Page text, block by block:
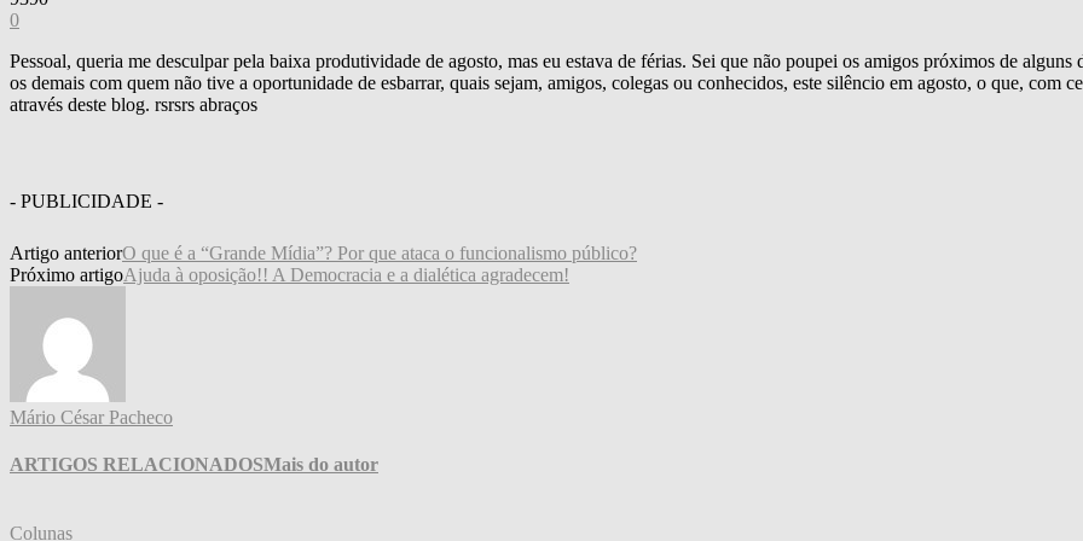
0
Pessoal, queria me desculpar pela baixa produtividade de agosto, mas eu estava de férias. Sei que não poupei os amigos próximos de alguns
os demais com quem não tive a oportunidade de esbarrar, quais sejam, amigos, colegas ou conhecidos, este silêncio em agosto, o que, com
através deste blog. rsrsrs abraços
- PUBLICIDADE -
Artigo anteriorO que é a “Grande Mídia”? Por que ataca o funcionalismo público?
Próximo artigoAjuda à oposição!! A Democracia e a dialética agradecem!
Mário César Pacheco
ARTIGOS RELACIONADOSMais do autor
Colunas